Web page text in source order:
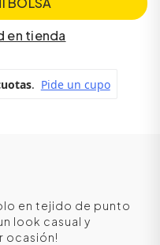
en tienda
en tejido de punto
look casual y
ocasión!